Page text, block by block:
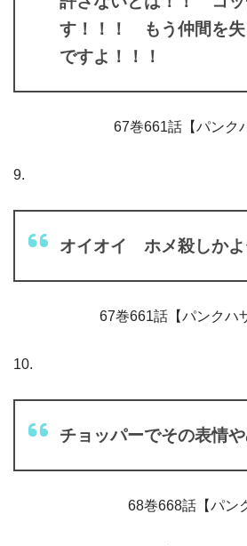
す！！！ もう仲間を失
ですよ！！！
67巻661話【パンク
9.
オイオイ ホメ殺しか
67巻661話【パンクハ
10.
チョッパーでその表情
68巻668話【パン